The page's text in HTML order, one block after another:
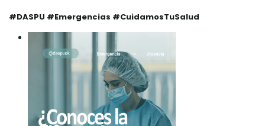
#DASPU #Emergencias #CuidamosTuSalud